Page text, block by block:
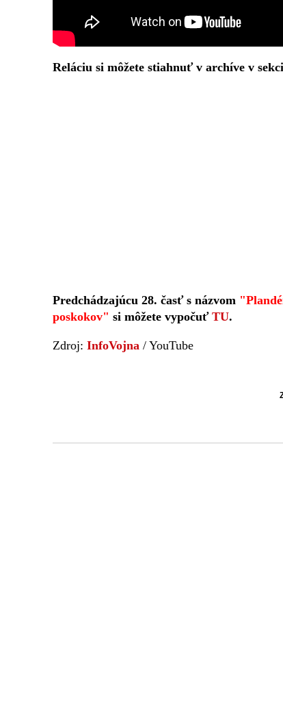
Reláciu si môžete stiahnuť v archíve v
Predchádzajúcu 28. časť s názvom
poskokov" si môžete vypočuť TU.
Zdroj: InfoVojna / YouTube